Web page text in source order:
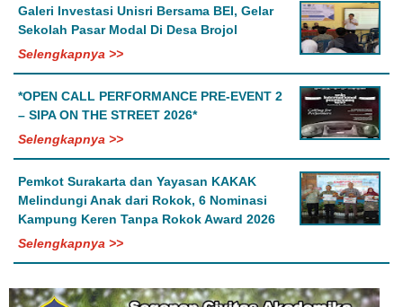
Galeri Investasi Unisri Bersama BEI, Gelar
Sekolah Pasar Modal Di Desa Brojol
Selengkapnya >>
*OPEN CALL PERFORMANCE PRE-EVENT 2
– SIPA ON THE STREET 2026*
Selengkapnya >>
Pemkot Surakarta dan Yayasan KAKAK
Melindungi Anak dari Rokok, 6 Nominasi
Kampung Keren Tanpa Rokok Award 2026
Selengkapnya >>